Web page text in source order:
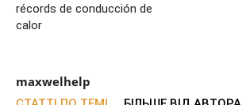
récords de conducción de
calor
maxwelhelp